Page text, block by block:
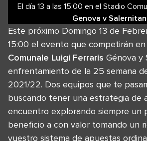
El día 13 a las 15:00 en el Stadio
Genova v
Este próximo Domingo 13 de
15:00 el evento que competirán en
Comunale Luigi Ferraris Génova y
enfrentamiento de la 25 semana
2021/22. Dos equipos que te
buscando tener una estrategia de
encuentro explorando siempre un
beneficio a con valor tomando un
vuestro sistema de apuestas